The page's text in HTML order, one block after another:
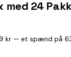
med 24
kr — et spænd på